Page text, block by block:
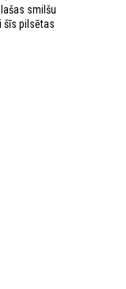
smilšu
šīs pilsētas